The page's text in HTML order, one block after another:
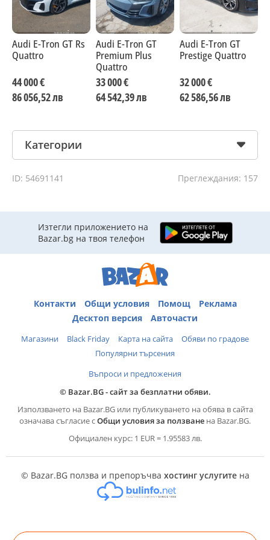
Audi E-Tron GT Rs
Quattro
44 000 €
86 056,52 лв
Audi E-Tron GT
Premium Plus
Quattro
33 000 €
64 542,39 лв
Audi E-Tron GT
Prestige Quattro
32 000 €
62 586,56 лв
Категории
ID: 54691141 Преглеждания: 157
Изтегли приложението на
Bazar.bg на твоя телефон
Контакти Общи условия Помощ
Реклама
Десктоп версия
Авточасти
Магазини Black Friday Карта на сайта
Обяви по градове
Популярни търсения
Въпроси и предложения
© Bazar.BG - сайт за безплатни обяви.
Използването на Bazar.BG или публикуването на обява в сайта
означава съгласие сОбщи условия за ползване на Bazar.BG.
Официален курс: 1 EUR = 1.95583 лв.
© Bazar.BG ползва и препоръчва хостинг услугитена